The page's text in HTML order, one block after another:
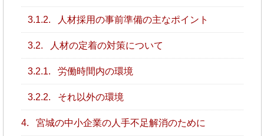
3.1.2. 人材採用の事前準備の主なポイント
3.2. 人材の定着の対策について
3.2.1. 労働時間内の環境
3.2.2. それ以外の環境
4. 宮城の中小企業の人手不足解消のために